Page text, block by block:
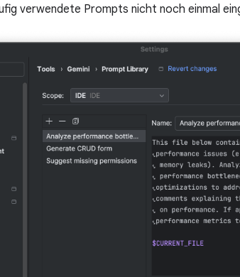
verwendete Prompts nicht noch einmal